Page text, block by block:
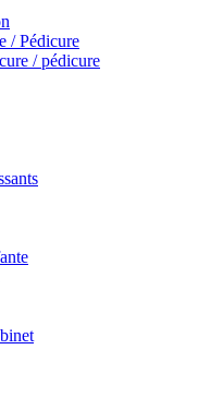
/ Pédicure
/ pédicure